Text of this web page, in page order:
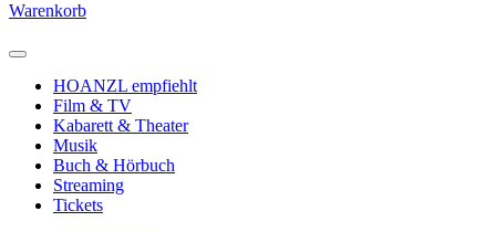
Warenkorb
HOANZL empfiehlt
Film & TV
Kabarett & Theater
Musik
Buch & Hörbuch
Streaming
Tickets